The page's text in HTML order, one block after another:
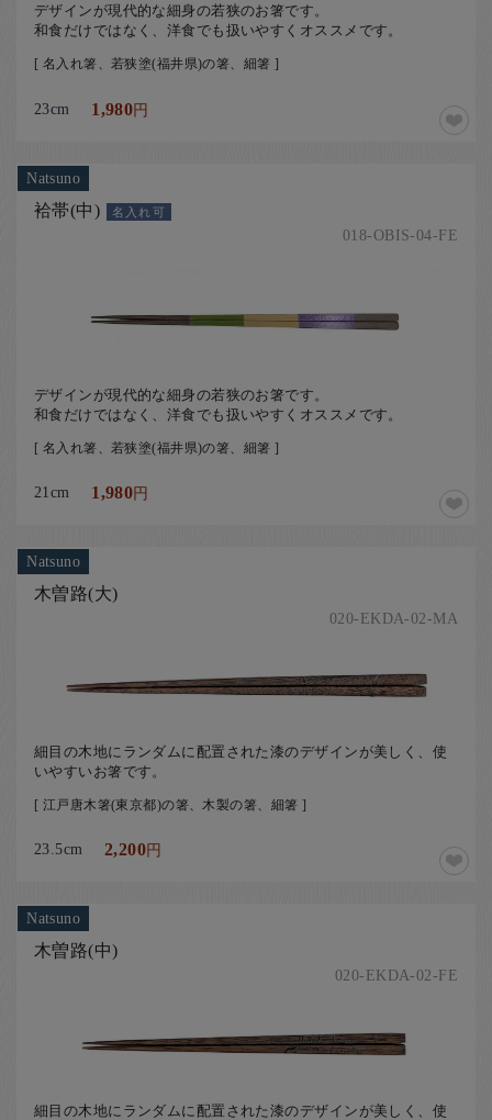
デザインが現代的な細身の若狭のお箸です。
和食だけではなく、洋食でも扱いやすくオススメです。
[ 名入れ箸、若狭塗(福井県)の箸、細箸 ]
23cm 1,980円
Natsuno
袷帯(中) 名入れ可
018-OBIS-04-FE
デザインが現代的な細身の若狭のお箸です。
和食だけではなく、洋食でも扱いやすくオススメです。
[ 名入れ箸、若狭塗(福井県)の箸、細箸 ]
21cm 1,980円
Natsuno
木曽路(大)
020-EKDA-02-MA
細目の木地にランダムに配置された漆のデザインが美しく、使
いやすいお箸です。
[ 江戸唐木箸(東京都)の箸、木製の箸、細箸 ]
23.5cm 2,200円
Natsuno
木曽路(中)
020-EKDA-02-FE
細目の木地にランダムに配置された漆のデザインが美しく、使